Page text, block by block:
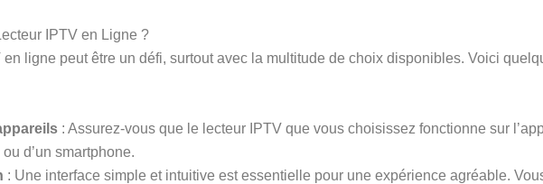
IPTV en Ligne ?
ligne peut être un défi, surtout avec la multitude de choix disponibles. Voici
: Assurez-vous que le lecteur IPTV que vous choisissez fonctionne sur
d’un smartphone.
: Une interface simple et intuitive est essentielle pour une expérience agréable.